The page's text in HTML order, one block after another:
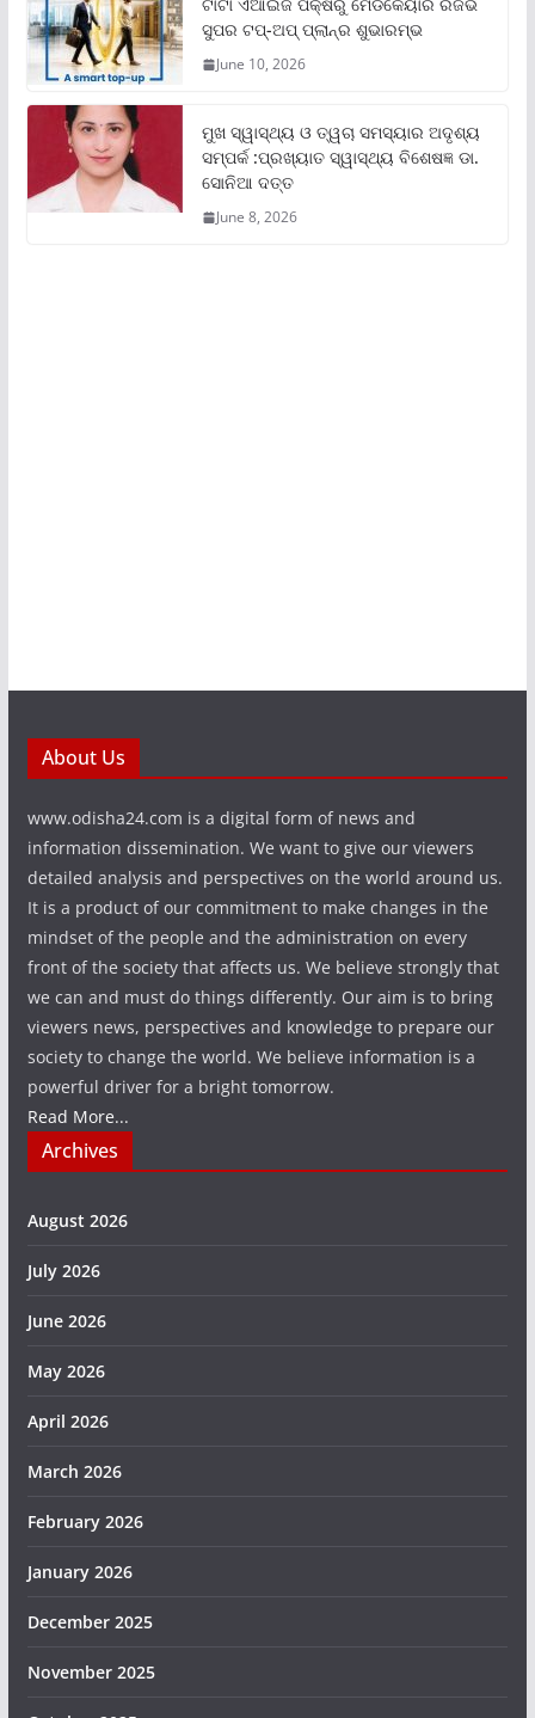
ସୁପର ଟପ୍‌-ଅପ୍ ପ୍ଲାନ୍‌ର ଶୁଭାରମ୍ଭ
June 10, 2026
ମୁଖ ସ୍ୱାସ୍ଥ୍ୟ ଓ ତ୍ୱଚା ସମସ୍ୟାର ଅଦୃଶ୍ୟ
ସମ୍ପର୍କ :ପ୍ରଖ୍ୟାତ ସ୍ୱାସ୍ଥ୍ୟ ବିଶେଷଜ୍ଞ ଡା.
ସୋନିଆ ଦତ୍ତ
June 8, 2026
About Us
www.odisha24.com is a digital form of news and
information dissemination. We want to give our viewers
detailed analysis and perspectives on the world around us.
It is a product of our commitment to make changes in the
mindset of the people and the administration on every
front of the society that affects us. We believe strongly that
we can and must do things differently. Our aim is to bring
viewers news, perspectives and knowledge to prepare our
society to change the world. We believe information is a
powerful driver for a bright tomorrow.
Read More...
Archives
August 2026
July 2026
June 2026
May 2026
April 2026
March 2026
February 2026
January 2026
December 2025
November 2025